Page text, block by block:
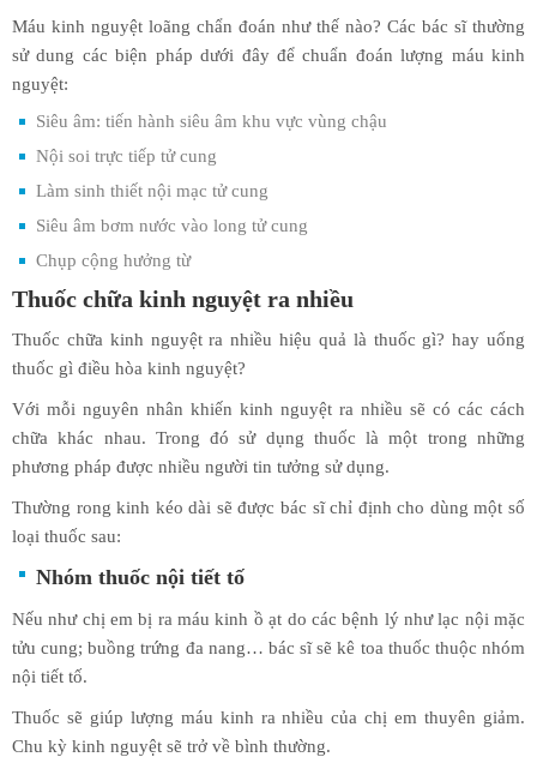
Máu kinh nguyệt loãng chẩn đoán như thế nào? Các bác sĩ thường
sử dung các biện pháp dưới đây để chuẩn đoán lượng máu kinh
nguyệt:
Siêu âm: tiến hành siêu âm khu vực vùng chậu
Nội soi trực tiếp tử cung
Làm sinh thiết nội mạc tử cung
Siêu âm bơm nước vào long tử cung
Chụp cộng hưởng từ
Thuốc chữa kinh nguyệt ra nhiều
Thuốc chữa kinh nguyệt ra nhiều hiệu quả là thuốc gì? hay uống
thuốc gì điều hòa kinh nguyệt?
Với mỗi nguyên nhân khiến kinh nguyệt ra nhiều sẽ có các cách
chữa khác nhau. Trong đó sử dụng thuốc là một trong những
phương pháp được nhiều người tin tưởng sử dụng.
Thường rong kinh kéo dài sẽ được bác sĩ chỉ định cho dùng một số
loại thuốc sau:
Nhóm thuốc nội tiết tố
Nếu như chị em bị ra máu kinh ồ ạt do các bệnh lý như lạc nội mặc
tửu cung; buồng trứng đa nang… bác sĩ sẽ kê toa thuốc thuộc nhóm
nội tiết tố.
Thuốc sẽ giúp lượng máu kinh ra nhiều của chị em thuyên giảm.
Chu kỳ kinh nguyệt sẽ trở về bình thường.